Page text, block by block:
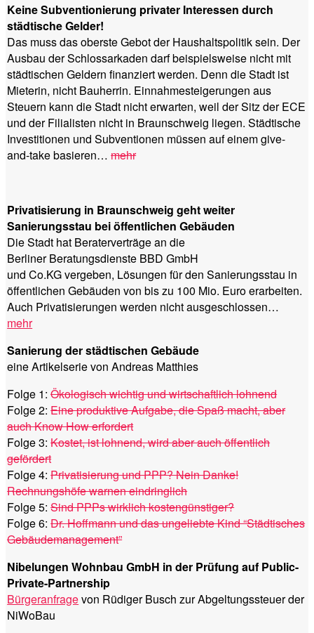
Keine Subventionierung privater Interessen durch
städtische Gelder!
Das muss das oberste Gebot der Haushaltspolitik sein. Der
Ausbau der Schlossarkaden darf beispielsweise nicht mit
städtischen Geldern finanziert werden. Denn die Stadt ist
Mieterin, nicht Bauherrin. Einnahmesteigerungen aus
Steuern kann die Stadt nicht erwarten, weil der Sitz der ECE
und der Filialisten nicht in Braunschweig liegen. Städtische
Investitionen und Subventionen müssen auf einem give-
and-take basieren…mehr
Privatisierung in Braunschweig geht weiter
Sanierungsstau bei öffentlichen Gebäuden
Die Stadt hat Beraterverträge an die
Berliner Beratungsdienste BBD GmbH
und Co.KG vergeben, Lösungen für den Sanierungsstau in
öffentlichen Gebäuden von bis zu 100 Mio. Euro erarbeiten.
Auch Privatisierungen werden nicht ausgeschlossen…
mehr
Sanierung der städtischen Gebäude
eine Artikelserie von Andreas Matthies
Folge 1:Ökologisch wichtig und wirtschaftlich lohnend
Folge 2:Eine produktive Aufgabe, die Spaß macht, aber
auch Know How erfordert
Folge 3:Kostet, ist lohnend, wird aber auch öffentlich
gefördert
Folge 4:Privatisierung und PPP? Nein Danke!
Rechnungshöfe warnen eindringlich
Folge 5:Sind PPPs wirklich kostengünstiger?
Folge 6:Dr. Hoffmann und das ungeliebte Kind “Städtisches
Gebäudemanagement”
Nibelungen Wohnbau GmbH in der Prüfung auf Public-
Private-Partnership
Bürgeranfragevon Rüdiger Busch zur Abgeltungssteuer der
NiWoBau